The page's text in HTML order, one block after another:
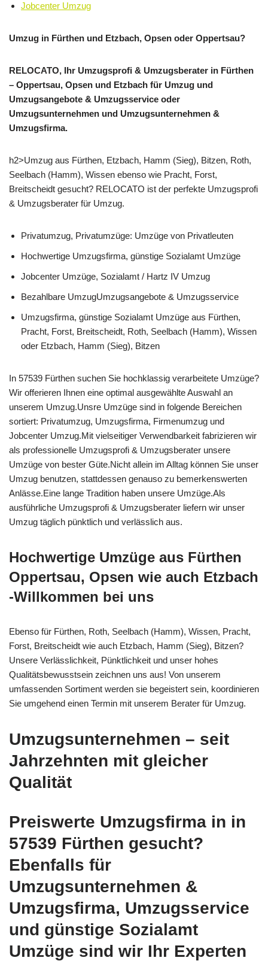
Jobcenter Umzug
Umzug in Fürthen und Etzbach, Opsen oder Oppertsau?
RELOCATO, Ihr Umzugsprofi & Umzugsberater in Fürthen
– Oppertsau, Opsen und Etzbach für Umzug und
Umzugsangebote & Umzugsservice oder
Umzugsunternehmen und Umzugsunternehmen &
Umzugsfirma.
h2>Umzug aus Fürthen, Etzbach, Hamm (Sieg), Bitzen, Roth,
Seelbach (Hamm), Wissen ebenso wie Pracht, Forst,
Breitscheidt gesucht? RELOCATO ist der perfekte Umzugsprofi
& Umzugsberater für Umzug.
Privatumzug, Privatumzüge: Umzüge von Privatleuten
Hochwertige Umzugsfirma, günstige Sozialamt Umzüge
Jobcenter Umzüge, Sozialamt / Hartz IV Umzug
Bezahlbare UmzugUmzugsangebote & Umzugsservice
Umzugsfirma, günstige Sozialamt Umzüge aus Fürthen,
Pracht, Forst, Breitscheidt, Roth, Seelbach (Hamm), Wissen
oder Etzbach, Hamm (Sieg), Bitzen
In 57539 Fürthen suchen Sie hochklassig verarbeitete Umzüge?
Wir offerieren Ihnen eine optimal ausgewählte Auswahl an
unserem Umzug.Unsre Umzüge sind in folgende Bereichen
sortiert: Privatumzug, Umzugsfirma, Firmenumzug und
Jobcenter Umzug.Mit vielseitiger Verwendbarkeit fabrizieren wir
als professionelle Umzugsprofi & Umzugsberater unsere
Umzüge von bester Güte.Nicht allein im Alltag können Sie unser
Umzug benutzen, stattdessen genauso zu bemerkenswerten
Anlässe.Eine lange Tradition haben unsere Umzüge.Als
ausführliche Umzugsprofi & Umzugsberater liefern wir unser
Umzug täglich pünktlich und verlässlich aus.
Hochwertige Umzüge aus Fürthen
Oppertsau, Opsen wie auch Etzbach
-Willkommen bei uns
Ebenso für Fürthen, Roth, Seelbach (Hamm), Wissen, Pracht,
Forst, Breitscheidt wie auch Etzbach, Hamm (Sieg), Bitzen?
Unsere Verlässlichkeit, Pünktlichkeit und unser hohes
Qualitätsbewusstsein zeichnen uns aus! Von unserem
umfassenden Sortiment werden sie begeistert sein, koordinieren
Sie umgehend einen Termin mit unserem Berater für Umzug.
Umzugsunternehmen – seit
Jahrzehnten mit gleicher
Qualität
Preiswerte Umzugsfirma in in
57539 Fürthen gesucht?
Ebenfalls für
Umzugsunternehmen &
Umzugsfirma, Umzugsservice
und günstige Sozialamt
Umzüge sind wir Ihr Experten